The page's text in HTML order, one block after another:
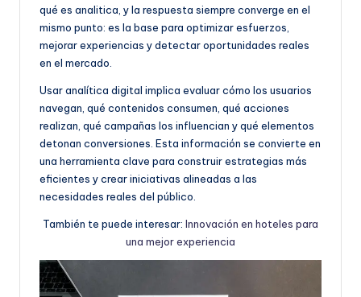
qué es analitica, y la respuesta siempre converge en el
mismo punto: es la base para optimizar esfuerzos,
mejorar experiencias y detectar oportunidades reales
en el mercado.
Usar analítica digital implica evaluar cómo los usuarios
navegan, qué contenidos consumen, qué acciones
realizan, qué campañas los influencian y qué elementos
detonan conversiones. Esta información se convierte en
una herramienta clave para construir estrategias más
eficientes y crear iniciativas alineadas a las
necesidades reales del público.
También te puede interesar: Innovación en hoteles para
una mejor experiencia